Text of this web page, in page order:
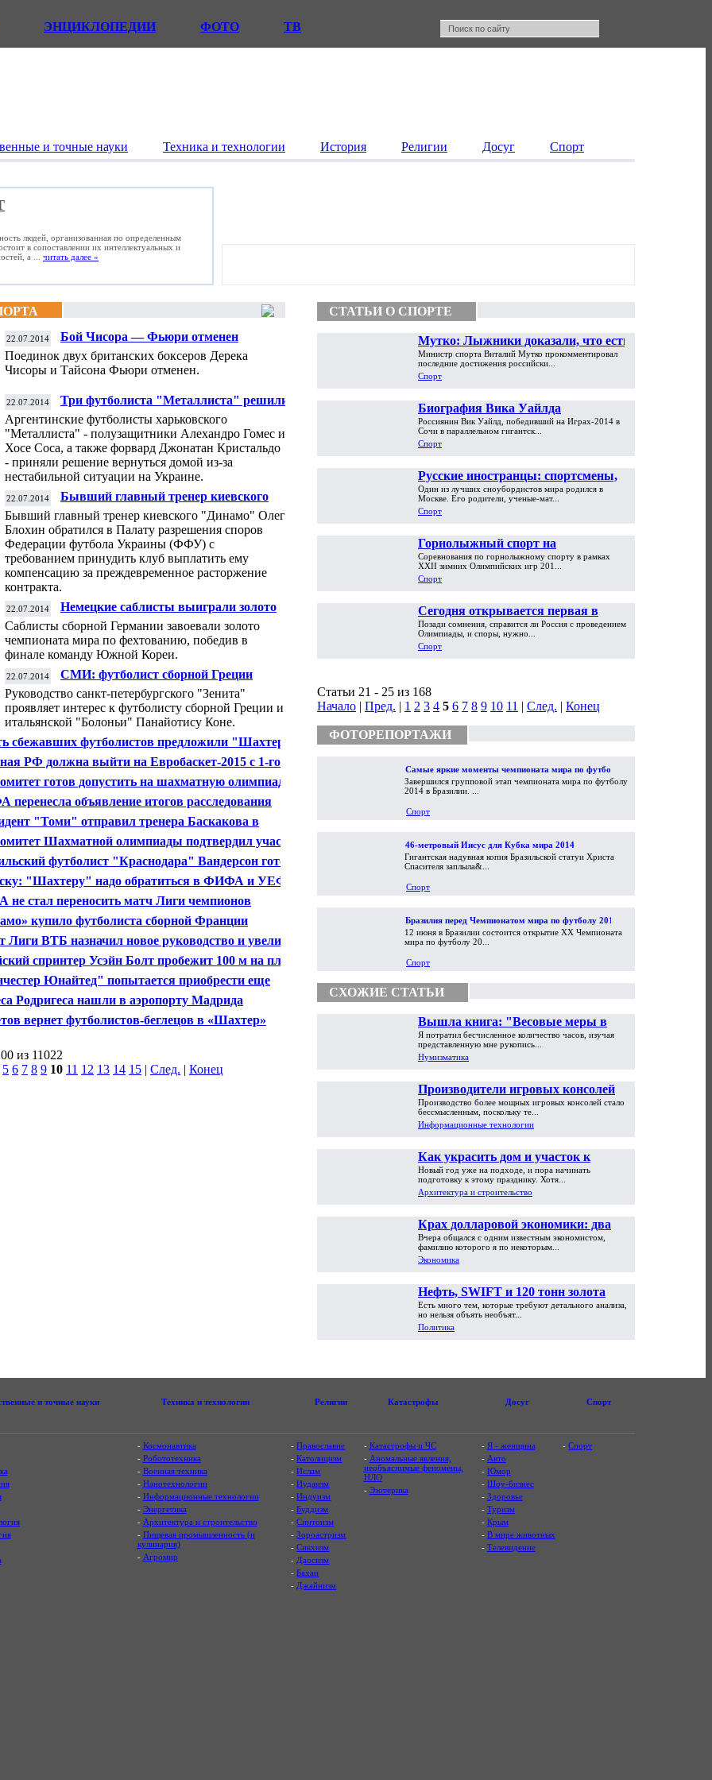
ЭНЦИКЛОПЕДИИ ФОТО ТВ
и точные науки Техника и технологии История Религии Досуг Спорт
людей, организованная по определенным
в сопоставлении их интеллектуальных и
а ... читать далее »
22.07.2014
Бой Чисора — Фьюри отменен
Поединок двух британских боксеров Дерека
Чисоры и Тайсона Фьюри отменен.
22.07.2014
Три футболиста "Металлиста" решили
вернуться в Аргентину из-за обстановки на
Украине
Аргентинские футболисты харьковского
"Металлиста" - полузащитники Алехандро Гомес и
Хосе Соса, а также форвард Джонатан Кристальдо
- приняли решение вернуться домой из-за
нестабильной ситуации на Украине.
22.07.2014
Бывший главный тренер киевского
"Динамо" требует у ФК компенсацию за
расторжение контракта
Бывший главный тренер киевского "Динамо" Олег
Блохин обратился в Палату разрешения споров
Федерации футбола Украины (ФФУ) с
требованием принудить клуб выплатить ему
компенсацию за преждевременное расторжение
контракта.
22.07.2014
Немецкие саблисты выиграли золото
чемпионата мира по фехтованию
Саблисты сборной Германии завоевали золото
чемпионата мира по фехтованию, победив в
финале команду Южной Кореи.
22.07.2014
СМИ: футболист сборной Греции
Панайотис Коне попал в сферу интересов
"Зенита"
Руководство санкт-петербургского "Зенита"
проявляет интерес к футболисту сборной Греции и
итальянской "Болоньи" Панайотису Коне.
сбежавших футболистов предложили "Шахтеру"
тренировки в Швейцарии
РФ должна выйти на Евробаскет-2015 с 1-го
в квалификации - Пашутин
готов допустить на шахматную олимпиаду все
получившие отказ
объявление итогов расследования
хозяев ЧМ-2018 и ЧМ-2022
"Томи" отправил тренера Баскакова в
и.о. стал Непомнящий
Шахматной олимпиады подтвердил участие
сборной России в турнире
футболист "Краснодара" Вандерсон готов
за сборную России
"Шахтеру" надо обратиться в ФИФА и УЕФА
игроков
стал переносить матч Лиги чемпионов
с "Днепром"
купило футболиста сборной Франции
Лиги ВТБ назначил новое руководство и увеличил
команд до 22
спринтер Усэйн Болт пробежит 100 м на пляже
Юнайтед" попытается приобрести еще
звездных футболистов
Родригеса нашли в аэропорту Мадрида
вернет футболистов-беглецов в «Шахтер»
из 11022
5 6 7 8 9 10 11 12 13 14 15 | След. | Конец
СТАТЬИ О СПОРТЕ
Мутко: Лыжники доказали, что есть
в России мужики
Министр спорта Виталий Мутко прокомментировал
последние достижения российски...
Спорт
Биография Вика Уайлда
Россиянин Вик Уайлд, победивший на Играх-2014 в
Сочи в параллельном гигантск...
Спорт
Русские иностранцы: спортсмены,
которых мы потеряли
Один из лучших сноубордистов мира родился в
Москве. Его родители, ученые-мат...
Спорт
Горнолыжный спорт на
Олимпийских играх
Соревнования по горнолыжному спорту в рамках
XXII зимних Олимпийских игр 201...
Спорт
Сегодня открывается первая в
истории России зимняя Олимпиада
Позади сомнения, справится ли Россия с проведением
Олимпиады, и споры, нужно...
Спорт
Статьи 21 - 25 из 168
Начало | Пред. | 1 2 3 4 5 6 7 8 9 10 11 | След. | Конец
ФОТОРЕПОРТАЖИ
Самые яркие моменты чемпионата мира по футболу
2014
Завершился групповой этап чемпионата мира по футболу
2014 в Бразилии. ...
Спорт
46-метровый Иисус для Кубка мира 2014
Гигантская надувная копия Бразильской статуи Христа
Спасителя заплыла&...
Спорт
Бразилия перед Чемпионатом мира по футболу 2014
12 июня в Бразилии состоится открытие XX Чемпионата
мира по футболу 20...
Спорт
СХОЖИЕ СТАТЬИ
Вышла книга: "Весовые меры в
торговой практике Античности и
Средневековья"
Я потратил бесчисленное количество часов, изучая
представленную мне рукопись...
Нумизматика
Производители игровых консолей
достигли предела возможностей
Производство более мощных игровых консолей стало
бессмысленным, поскольку те...
Информационные технологии
Как украсить дом и участок к
Новому году
Новый год уже на подходе, и пора начинать
подготовку к этому празднику. Хотя...
Архитектура и строительство
Крах долларовой экономики: два
пути обрушения
Вчера общался с одним известным экономистом,
фамилию которого я по некоторым...
Экономика
Нефть, SWIFT и 120 тонн золота
Есть много тем, которые требуют детального анализа,
но нельзя объять необъят...
Политика
и точные науки Техника и технологии Религии Катастрофы Досуг Спорт
- Космонавтика
- Робототехника
- Военная техника
- Нанотехнологии
- Информационные технологии
- Энергетика
- Архитектура и строительство
- Пищевая промышленность (и
кулинария)
- Агромир
-Православие
-Католицизм
-Ислам
-Иудаизм
-Индуизм
-Буддизм
-Синтоизм
-Зороастризм
-Сикхизм
- Даосизм
-Бахаи
- Джайнизм
- Катастрофы и ЧС
- Аномальные явления,
необъяснимые феномены,
НЛО
- Эзотерика
- Я - женщина
- Авто
- Юмор
- Шоу-бизнес
- Здоровье
- Туризм
- Крым
- В мире животных
- Телевидение
-Спорт